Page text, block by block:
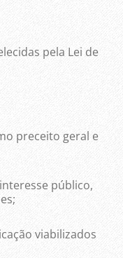
pela Lei de
preceito geral e
público,
viabilizados